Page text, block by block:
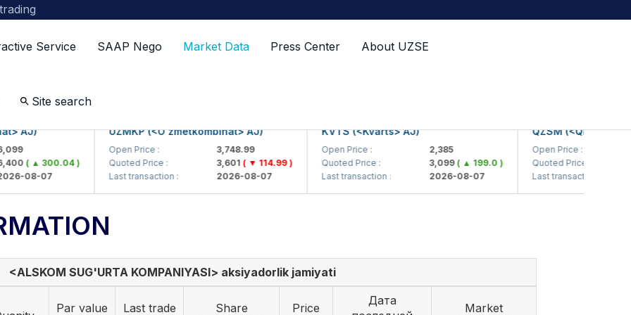
Service SAAP Nego Market Data Press Center About UZSE
Site search
AJ)
( ▲ 300.04 )
08-07
UZMKP (<O'zmetkombinat> AJ)
Open Price :
3,748.99
Quoted Price :
3,601( ▼ 114.99 )
Last transaction :
2026-08-07
KVTS (<Kvarts> AJ)
Open Price :
2,385
Quoted Price :
3,099( ▲ 199.0 )
Last transaction :
2026-08-07
QZSM
Open Price :
Quoted Price :
Last transaction :
<ALSKOM SUG'URTA KOMPANIYASI> aksiyadorlik jamiyati
Par value
Last trade
Share
Price
Дата
Market